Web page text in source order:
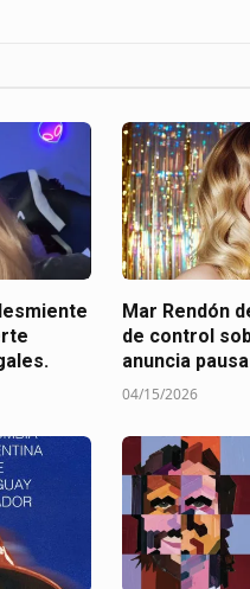
Mar Rendón
de control
anuncia
04/15/2026